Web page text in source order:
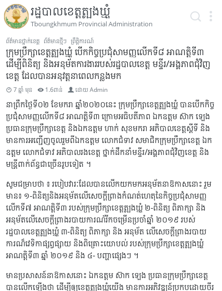
រដ្ឋបាលខេត្តត្បូងឃ្មុំ
Tboungkhmum Provincial Administration
ព័ត៌មានថ្នាក់ខេត្ត ព័ត៌មានថ្មីៗ ព្រឹត្តិការណ៍
ក្រុមប្រឹក្សាខេត្តត្បូងឃ្មុំ បើកកិច្ចប្រជុំសាមញ្ញលើកទី៨ អាណត្តិទី៣
ដើម្បីពិនិត្យ និងអនុម័តការងាររបស់រដ្ឋបាលខេត្ត មន្ទីរ/អង្គភាពជុំវិញ
ខេត្ត ដែលបានអនុវត្តនាពេលកន្លងមក
7 ឆ្នាំ មុន 1.6ពាន់ ដោយAdmin
នាព្រឹកថ្ងៃទី០២ ខែមករា ឆ្នាំ២០២០នេះ ក្រុមប្រឹក្សាខេត្តត្បូងឃ្មុំ បានបើកកិច្ច
ប្រជុំសាមញ្ញលើកទី៨ អាណត្តិទី៣ ក្រោមអធិបតីភាព ឯកឧត្ដម ស៊ាក ឡេង
ប្រធានក្រុមប្រឹក្សាខេត្ត និងឯកឧត្ដម ហាក់ សុខមករា អភិបាលខេត្តស្តីទី និង
មានការអញ្ជើញចូលរួមពីឯកឧត្តម លោកជំទាវ សមាជិកក្រុមប្រឹក្សាខេត្ត ឯក
ឧត្តម លោកជំទាវ អភិបាលរងខេត្ត ថ្នាក់ដឹកនាំមន្ទីរ/អង្គភាពជុំវិញខេត្ត និង
មន្ត្រីពាក់ព័ន្ធជាច្រើនរូបទៀត ។
សូមជម្រាបថា ៖ របៀបវារៈដែលបានលើកយកមកអនុម័តនាឱកាសនោះ រួម
មាន៖ ១-ពិនិត្យនិងអនុម័តលើសេចក្តីព្រាងកំណត់ហេតុនៃកិច្ចប្រជុំសាមញ្ញ
លើកទី៧ អាណត្តិទី៣ របស់ក្រុមប្រឹក្សាខេត្តត្បូងឃ្មុំ ២-ពិនិត្យ ពិភាក្សា និង
អនុម័តលើសេចក្តីព្រាងរបាយការណ័រីកចម្រើនប្រចាំឆ្នាំ ២០១៩ របស់
រដ្ឋបាលខេត្តត្បូងឃ្មុំ ៣-ពិនិត្យ ពិភាក្សា និង អនុម័ត លើសេចក្តីព្រាងរបាយ
ការណ៏វេទិកាផ្សព្វផ្សាយ និងពិគ្រោះយោបល់ របស់ក្រុមប្រឹក្សាខេត្តត្បូងឃ្មុំ
អាណត្តិទី៣ ឆ្នាំ ២០១៩ និង ៤- បញ្ហាផ្សេងៗ ។
មានប្រសាសន៍នាឱកាសនោះ ឯកឧត្ដម ស៊ាក ឡេង ប្រធានក្រុមប្រឹក្សាខេត្ត
បានលើកឡើងថា ដើម្បីឲ្យខេត្តត្បូងឃ្មុំយើង មានការអភិវឌ្ឍន៍ប្រកបដោយចីរ